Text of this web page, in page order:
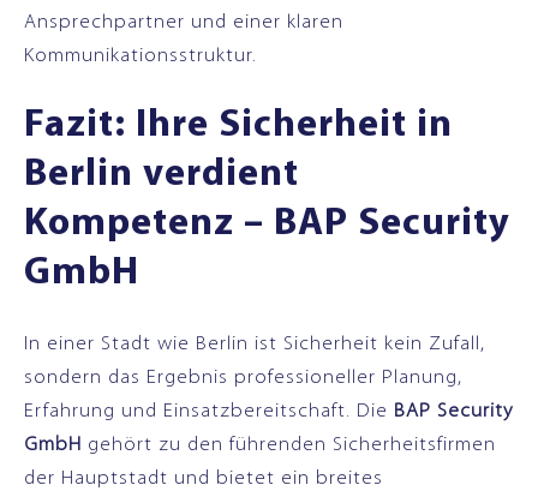
Ansprechpartner und einer klaren
Kommunikationsstruktur.
Fazit: Ihre Sicherheit in
Berlin verdient
Kompetenz – BAP Security
GmbH
In einer Stadt wie Berlin ist Sicherheit kein Zufall,
sondern das Ergebnis professioneller Planung,
Erfahrung und Einsatzbereitschaft. Die BAP Security
GmbH gehört zu den führenden Sicherheitsfirmen
der Hauptstadt und bietet ein breites